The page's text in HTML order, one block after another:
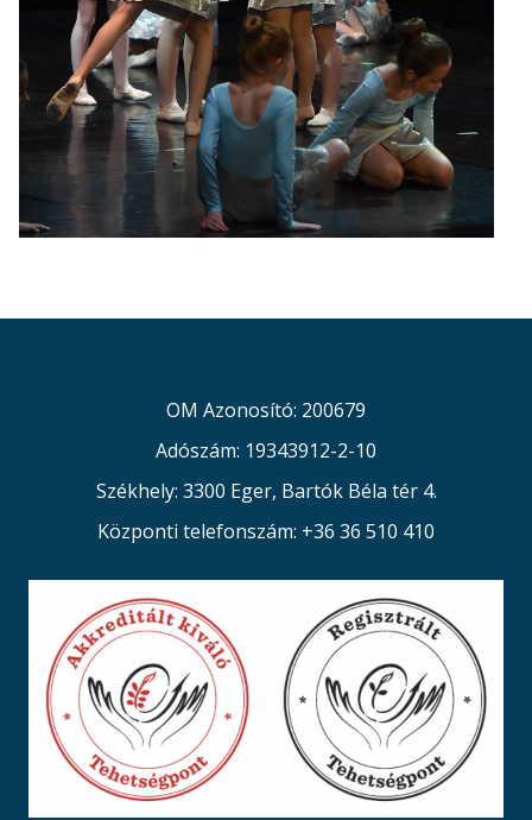
OM Azonosító: 200679
Adószám: 19343912-2-10
Székhely: 3300 Eger, Bartók Béla tér 4.
Központi telefonszám: +36 36 510 410